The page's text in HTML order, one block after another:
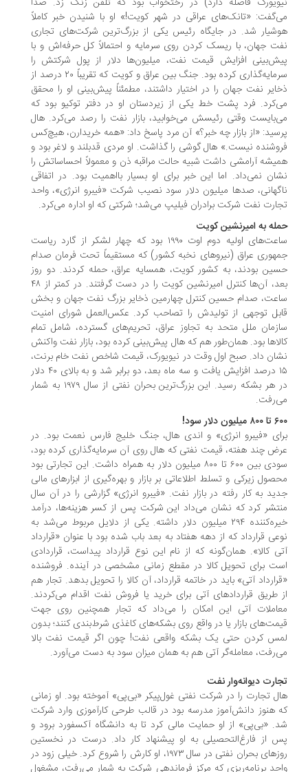
«تانک‌های عراقی در شهر کویت!» او با شنیدن خبر کاملاً
شد. در جایگاه رئیس یکی از بزرگ‌ترین شرکت‌های تجاری
جهان، با ریسک کردن روی سرمایه و احتمالاً کل حرفه‌اش و با
افزایش قیمت نفت، میلیون‌ها دلار از پول شرکتش را
سرمایه‌گذاری کرده بود. جنگ بین عراق و کویت که تقریباً ٢٠ درصد از
نفت جهان را در اختیار داشتند، مطمئناً پیش‌بینی او را محقق
فرد پشت خط یکی از زیردستان او در دفتر توکیو بود که
وقتی رئیسش می‌خوابید، بازار نفت را رصد می‌کرد. هال
«از بازار چه خبر؟» آن مرد پاسخ داد: «همه خریدارن، هیچ‌کس
نیست.» هال گوشی را گذاشت. او مردی قدبلند و لاغر بود و
آرامشی داشت شبیه حالت مراقبه ذن و معمولاً احساساتش را
نمی‌داد. اما این خبر برای او بسیار بااهمیت بود. در اتفاقی
صدها میلیون دلار سود نصیب شرکت «فیبرو انرژی»، واحد
نفت شرکت برادران فیلیپ می‌شد؛ شرکتی که او اداره می‌کرد.
به امیرنشین کویت
ساعت‌های اولیه دوم اوت ١٩٩٠ بود که چهار لشکر از گارد ریاست
عراق (نیروهای نخبه کشور) که مستقیماً تحت فرمان صدام
بودند، به کشور کویت، همسایه عراق، حمله کردند. دو روز
بعد، آن‌ها کنترل امیرنشین کویت را در دست گرفتند. در کمتر از ٤٨
صدام حسین کنترل چهارمین ذخایر بزرگ نفت جهان و بخش
توجهی از تولیدش را تصاحب کرد. عکس‌العمل شورای امنیت
ملل متحد به تجاوز عراق، تحریم‌های گسترده، شامل تمام
بود. همان‌طور هم که هال پیش‌بینی کرده بود، بازار نفت واکنش
داد. صبح اول وقت در نیویورک، قیمت شاخص نفت خام برنت،
١٥ درصد افزایش یافت و سه ماه بعد، دو برابر شد و به بالای ٤٠ دلار
در هر بشکه رسید. این بزرگ‌ترین بحران نفتی از سال ١٩٧٩ به شمار
«فیبرو انرژی» و اندی هال، جنگ خلیج فارس نعمت بود. در
چند هفته، قیمت نفتی که هال روی آن سرمایه‌گذاری کرده بود،
سودی بین ٦٠٠ تا ٨٠٠ میلیون دلار به همراه داشت. این تجارتی بود
زیرکی و تسلط اطلاعاتی بر بازار و بهره‌گیری از ابزارهای مالی
به کار رفته در بازار نفت. «فیبرو انرژی» گزارشی را در آن سال
کرد که نشان می‌داد این شرکت پس از کسر هزینه‌ها، درآمد
خیره‌کننده ٢٩٤ میلیون دلار داشته. یکی از دلایل مربوط می‌شد به
قرارداد که از دهه هفتاد به بعد باب شده بود با عنوان «قرارداد
کالا». همان‌گونه که از نام این نوع قرارداد پیداست، قراردادی
برای تحویل کالا در مقطع زمانی مشخصی در آینده. فروشنده
آتی» باید در خاتمه قرارداد، آن کالا را تحویل بدهد. تجار هم
طریق قراردادهای آتی برای خرید یا فروش نفت اقدام می‌کردند.
آتی این امکان را می‌داد که تجار همچنین روی جهت
بازار یا در واقع روی بشکه‌های کاغذی شرط‌بندی کنند؛ بدون
کردن حتی یک بشکه واقعی نفت! چون اگر قیمت نفت بالا
معامله‌گر آتی هم به همان میزان سود به دست می‌آورد.
دیوانه‌وار نفت
تجارت را در شرکت نفتی غول‌پیکر «بی‌پی» آموخته بود. او زمانی
هنوز دانش‌آموز مدرسه بود در قالب طرحی کارآموزی وارد شرکت
«بی‌پی» از او حمایت مالی کرد تا به دانشگاه آکسفورد برود و
از فارغ‌التحصیلی به او پیشنهاد کار داد. درست در نخستین
روزهای بحران نفتی در سال ١٩٧٣، او کارش را شروع کرد. خیلی زود در
برنامه‌ریزی که مرکز فرماندهی شرکت به شمار می‌رفت، مشغول